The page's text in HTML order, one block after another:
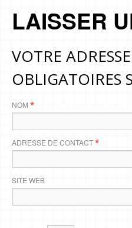
LAISSER
VOTRE
OBLIGATOIRES
NOM *
ADRESSE DE CONTACT*
SITE WEB